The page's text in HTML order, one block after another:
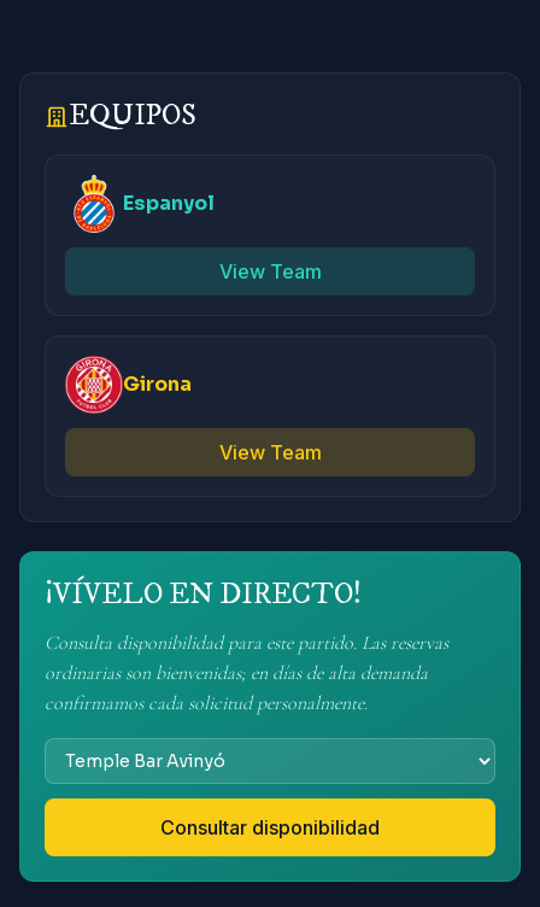
EQUIPOS
Espanyol
View Team
Girona
View Team
¡VÍVELO EN DIRECTO!
Consulta disponibilidad para este partido. Las reservas
ordinarias son bienvenidas; en días de alta demanda
confirmamos cada solicitud personalmente.
Consultar disponibilidad